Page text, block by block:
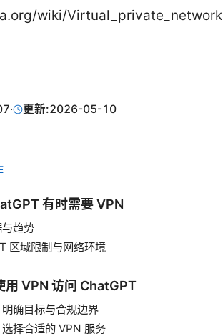
wiki/Virtual_private_network
· 更新:2026-05-10
有时需要 VPN
趋势
区域限制与网络环境
用 VPN 访问 ChatGPT
确目标与合规边界
择合适的 VPN 服务